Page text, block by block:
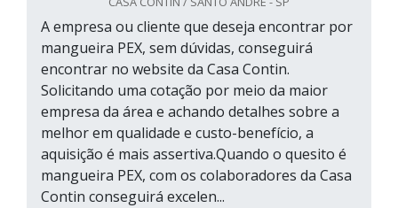
A empresa ou cliente que deseja encontrar por
mangueira PEX, sem dúvidas, conseguirá
encontrar no website da Casa Contin.
Solicitando uma cotação por meio da maior
empresa da área e achando detalhes sobre a
melhor em qualidade e custo-benefício, a
aquisição é mais assertiva.Quando o quesito é
mangueira PEX, com os colaboradores da Casa
Contin conseguirá excelen...